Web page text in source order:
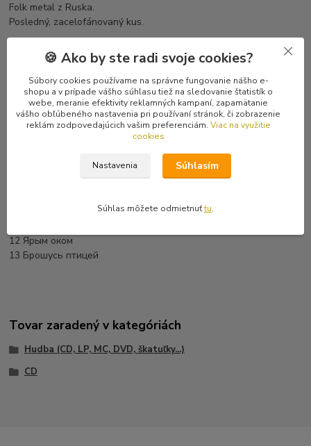
Folk metal z Ruska.
Posledný, zacelofánovaný kus.
Tracklist
1 Я на камушке сижу
2 Матушка Россия
3 Падал снег
4 Метель
5 Весна
7 Байкеры (На поворотах Судьбы)
9 Зеленый змей
12 Ярым оком
13 Брошусь птицей
Tovar zaradený v kategóriách
Hudba (CD, LP, MC, DVD, škatuľky...)
CD
🍪 Ako by ste radi svoje cookies?
Súbory cookies používame na správne fungovanie nášho e-
shopu a v prípade vášho súhlasu tiež na sledovanie štatistík o
webe, meranie efektivity reklamných kampaní, zapamätanie
vášho obľúbeného nastavenia pri používaní stránok, či zobrazenie
reklám zodpovedajúcich vašim preferenciám. Viac na využitie
cookies
Nastavenia Súhlasím
Súhlas môžete odmietnuťtu.